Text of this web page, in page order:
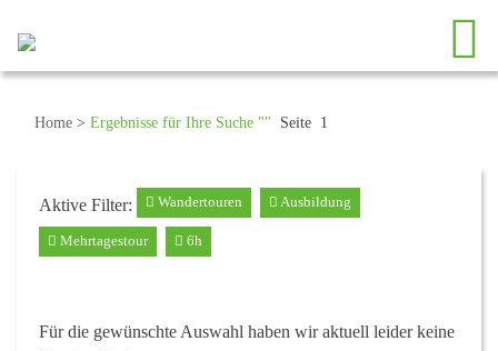
Home > Ergebnisse für Ihre Suche "" Seite 1
Aktive Filter: Wandertouren Ausbildung
Mehrtagestour 6h
Für die gewünschte Auswahl haben wir aktuell leider keine